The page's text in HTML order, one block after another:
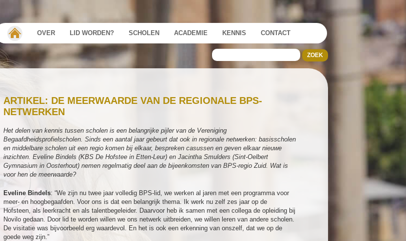
OVER LID WORDEN? SCHOLEN ACADEMIE KENNIS CONTACT
ARTIKEL: DE MEERWAARDE VAN DE REGIONALE BPS-
NETWERKEN
Het delen van kennis tussen scholen is een belangrijke pijler van de Vereniging
Begaafdheidsprofielscholen. Sinds een aantal jaar gebeurt dat ook in regionale netwerken: basisscholen
en middelbare scholen uit een regio komen bij elkaar, bespreken casussen en geven elkaar nieuwe
inzichten. Eveline Bindels (KBS De Hofstee in Etten-Leur) en Jacintha Smulders (Sint-Oelbert
Gymnasium in Oosterhout) nemen regelmatig deel aan de bijeenkomsten van BPS-regio Zuid. Wat is
voor hen de meerwaarde?
Eveline Bindels: “We zijn nu twee jaar volledig BPS-lid, we werken al jaren met een programma voor
meer- en hoogbegaafden. Voor ons is dat een belangrijk thema. Ik werk nu zelf zes jaar op de
Hofsteen, als leerkracht en als talentbegeleider. Daarvoor heb ik samen met een collega de opleiding bij
Novilo gedaan. Door lid te worden willen we ons netwerk uitbreiden, we willen leren van andere scholen.
De visitatie was bijvoorbeeld erg waardevol. En het is ook een erkenning van onszelf, dat we op de
goede weg zijn.”